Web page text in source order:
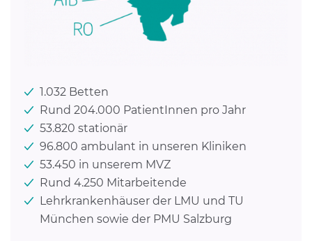
1.032 Betten
Rund 204.000 PatientInnen pro Jahr
53.820 stationär
96.800 ambulant in unseren Kliniken
53.450 in unserem MVZ
Rund 4.250 Mitarbeitende
Lehrkrankenhäuser der LMU und TU
München sowie der PMU Salzburg